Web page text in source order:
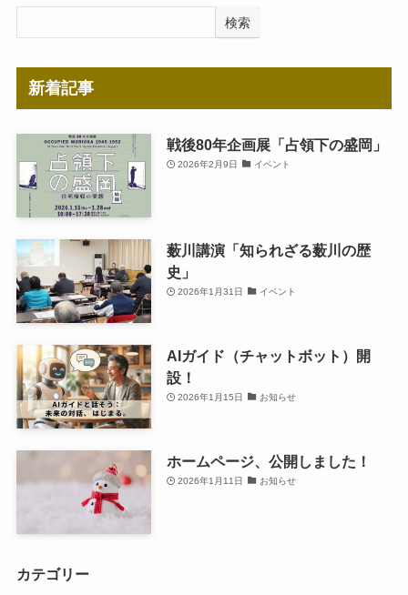
検索
新着記事
戦後80年企画展「占領下の盛岡」
2026年2月9日 イベント
薮川講演「知られざる薮川の歴
史」
2026年1月31日 イベント
AIガイド（チャットボット）開
設！
2026年1月15日 お知らせ
ホームページ、公開しました！
2026年1月11日 お知らせ
カテゴリー